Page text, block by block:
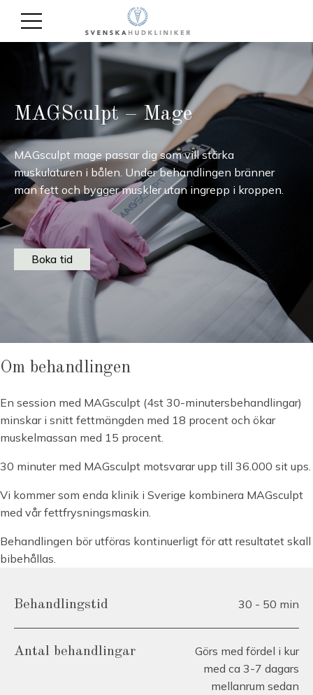
MAGSculpt – Mage
MAGsculpt mage passar dig som vill stärka
muskulaturen i bålen. Under behandlingen bränner
man fett och bygger muskler utan ingrepp i kroppen.
Boka tid
Om behandlingen
En session med MAGsculpt (4st 30-minutersbehandlingar)
minskar i snitt fettmängden med 18 procent och ökar
muskelmassan med 15 procent.
30 minuter med MAGsculpt motsvarar upp till 36.000 sit ups.
Vi kommer som enda klinik i Sverige kombinera MAGsculpt
med vår fettfrysningsmaskin.
Behandlingen bör utföras kontinuerligt för att resultatet skall
bibehållas.
Behandlingstid 30 - 50 min
Antal behandlingar
Görs med fördel i kur
med ca 3-7 dagars
mellanrum sedan